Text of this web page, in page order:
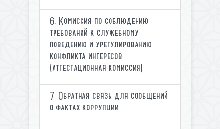
6. Комиссия по соблюдению
требований к служебному
поведению и урегулированию
конфликта интересов
(аттестационная комиссия)
7. Обратная связь для сообщений
о фактах коррупции